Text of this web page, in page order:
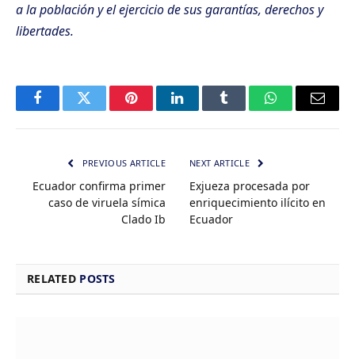
a la población y el ejercicio de sus garantías, derechos y
libertades.
FacebookTwitter PinterestLinkedInTumblr WhatsAppEmail
PREVIOUS ARTICLE
Ecuador confirma primer
caso de viruela símica
Clado Ib
NEXT ARTICLE
Exjueza procesada por
enriquecimiento ilícito en
Ecuador
RELATED POSTS